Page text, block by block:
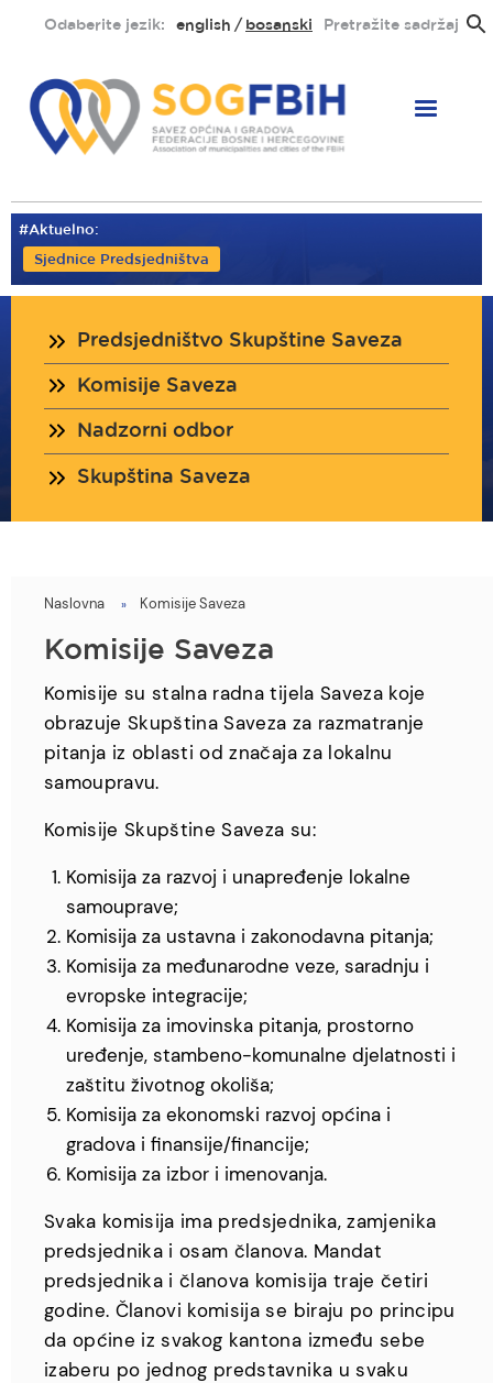
sadržaj
Odaberite jezik: english bosanski Pretražite sadržaj
#Aktuelno:
Sjednice Predsjedništva
savezaPredsjedništvo Skupštine Saveza
Komisije Saveza
Nadzorni odbor
Skupština Saveza
You
are
here
Naslovna Komisije Saveza
Komisije Saveza
Komisije su stalna radna tijela Saveza koje
obrazuje Skupština Saveza za razmatranje
pitanja iz oblasti od značaja za lokalnu
samoupravu.
Komisije Skupštine Saveza su:
Komisija za razvoj i unapređenje lokalne
samouprave;
Komisija za ustavna i zakonodavna pitanja;
Komisija za međunarodne veze, saradnju i
evropske integracije;
Komisija za imovinska pitanja, prostorno
uređenje, stambeno-komunalne djelatnosti i
zaštitu životnog okoliša;
Komisija za ekonomski razvoj općina i
gradova i finansije/financije;
Komisija za izbor i imenovanja.
Svaka komisija ima predsjednika, zamjenika
predsjednika i osam članova. Mandat
predsjednika i članova komisija traje četiri
godine. Članovi komisija se biraju po principu
da općine iz svakog kantona između sebe
izaberu po jednog predstavnika u svaku